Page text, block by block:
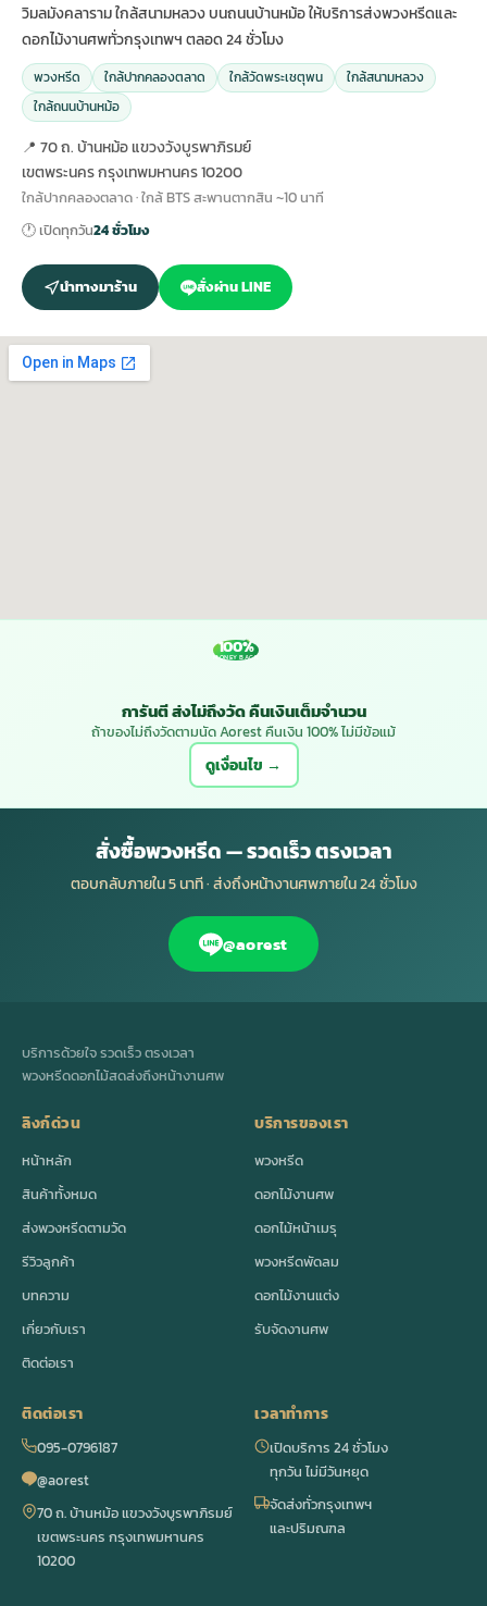
วิมลมังคลาราม ใกล้สนามหลวง บนถนนบ้านหม้อ ให้บริการส่งพวงหรีดและ
ดอกไม้งานศพทั่วกรุงเทพฯ ตลอด 24 ชั่วโมง
พวงหรีด ใกล้ปากคลองตลาด ใกล้วัดพระเชตุพน
ใกล้สนามหลวง
ใกล้ถนนบ้านหม้อ
📍 70 ถ. บ้านหม้อ แขวงวังบูรพาภิรมย์
เขตพระนคร กรุงเทพมหานคร 10200
ใกล้ปากคลองตลาด · ใกล้ BTS สะพานตากสิน ~10 นาที
🕐 เปิดทุกวัน24 ชั่วโมง
นำทางมาร้าน สั่งผ่าน LINE
100%
MONEY BACK
การันตี ส่งไม่ถึงวัด คืนเงินเต็มจำนวน
ถ้าของไม่ถึงวัดตามนัด Aorest คืนเงิน 100% ไม่มีข้อแม้
ดูเงื่อนไข →
สั่งซื้อพวงหรีด — รวดเร็ว ตรงเวลา
ตอบกลับภายใน 5 นาที · ส่งถึงหน้างานศพภายใน 24 ชั่วโมง
@aorest
บริการด้วยใจ รวดเร็ว ตรงเวลา
พวงหรีดดอกไม้สดส่งถึงหน้างานศพ
ลิงก์ด่วน
หน้าหลัก
สินค้าทั้งหมด
ส่งพวงหรีดตามวัด
รีวิวลูกค้า
บทความ
เกี่ยวกับเรา
ติดต่อเรา
บริการของเรา
พวงหรีด
ดอกไม้งานศพ
ดอกไม้หน้าเมรุ
พวงหรีดพัดลม
ดอกไม้งานแต่ง
รับจัดงานศพ
ติดต่อเรา
095-0796187
@aorest
70 ถ. บ้านหม้อ แขวงวังบูรพาภิรมย์
เขตพระนคร กรุงเทพมหานคร
10200
เวลาทำการ
เปิดบริการ 24 ชั่วโมง
ทุกวัน ไม่มีวันหยุด
จัดส่งทั่วกรุงเทพฯ
และปริมณฑล